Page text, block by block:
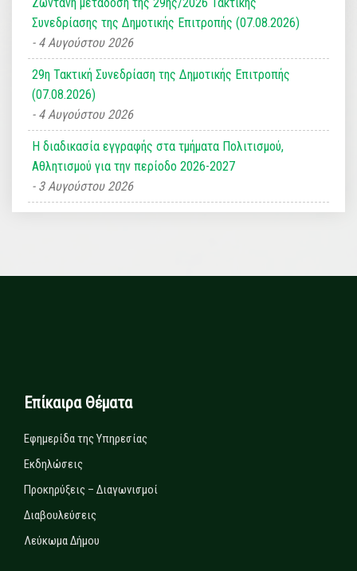
Ζωντανή μετάδοση της 29ης/2026 Τακτικής
Συνεδρίασης της Δημοτικής Επιτροπής (07.08.2026)
4 Αυγούστου 2026
29η Τακτική Συνεδρίαση της Δημοτικής Επιτροπής
(07.08.2026)
4 Αυγούστου 2026
Η διαδικασία εγγραφής στα τμήματα Πολιτισμού,
Αθλητισμού για την περίοδο 2026-2027
3 Αυγούστου 2026
Επίκαιρα Θέματα
Εφημερίδα της Υπηρεσίας
Εκδηλώσεις
Προκηρύξεις – Διαγωνισμοί
Διαβουλεύσεις
Λεύκωμα Δήμου